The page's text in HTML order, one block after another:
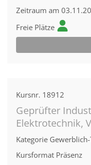
Zeitraum am
Freie Plätze
Kursnr. 18912
Geprüfter
Elektrotechnik,
Kategorie
Kursformat Präsenz